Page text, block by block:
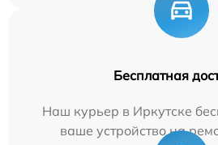
Бесплатная
Наш курьер в Иркутске
ваше устройство на